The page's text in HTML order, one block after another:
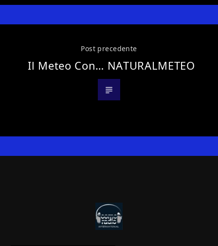
Post precedente
Il Meteo Con… NATURALMETEO